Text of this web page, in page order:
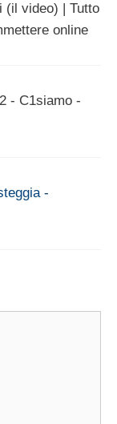
(il video) | Tutto
online
- C1siamo -
-